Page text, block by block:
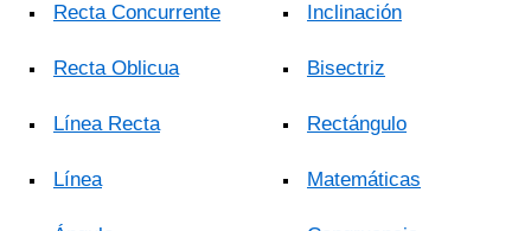
Recta Concurrente
Recta Oblicua
Línea Recta
Línea
Inclinación
Bisectriz
Rectángulo
Matemáticas